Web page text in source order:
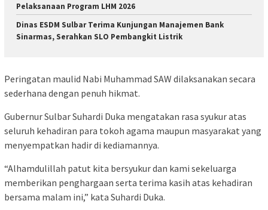
Pelaksanaan Program LHM 2026
Dinas ESDM Sulbar Terima Kunjungan Manajemen Bank
Sinarmas, Serahkan SLO Pembangkit Listrik
Peringatan maulid Nabi Muhammad SAW dilaksanakan secara
sederhana dengan penuh hikmat.
Gubernur Sulbar Suhardi Duka mengatakan rasa syukur atas
seluruh kehadiran para tokoh agama maupun masyarakat yang
menyempatkan hadir di kediamannya.
“Alhamdulillah patut kita bersyukur dan kami sekeluarga
memberikan penghargaan serta terima kasih atas kehadiran
bersama malam ini,” kata Suhardi Duka.